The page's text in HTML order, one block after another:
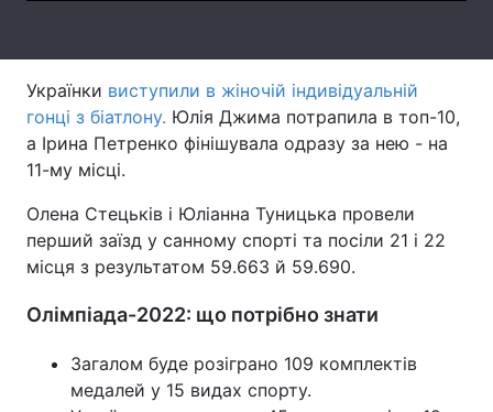
Тема оформлення
Українки виступили в жіночій індивідуальній
гонці з біатлону. Юлія Джима потрапила в топ-10,
а Ірина Петренко фінішувала одразу за нею - на
11-му місці.
Олена Стецьків і Юліанна Туницька провели
перший заїзд у санному спорті та посіли 21 і 22
місця з результатом 59.663 й 59.690.
Олімпіада-2022: що потрібно знати
Загалом буде розіграно 109 комплектів
медалей у 15 видах спорту.